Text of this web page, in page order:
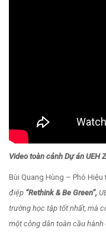
Video toàn cảnh Dự án UEH
Bùi Quang Hùng – Phó Hiệu
điệp “Rethink & Be Green”,
trường học tập tốt nhất, mà
một công dân toàn cầu